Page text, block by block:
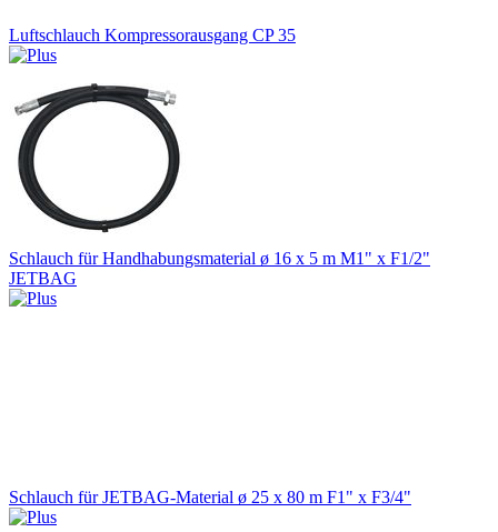
Luftschlauch Kompressorausgang CP 35
Schlauch für Handhabungsmaterial ø 16 x 5 m M1" x F1/2"
JETBAG
Schlauch für JETBAG-Material ø 25 x 80 m F1" x F3/4"